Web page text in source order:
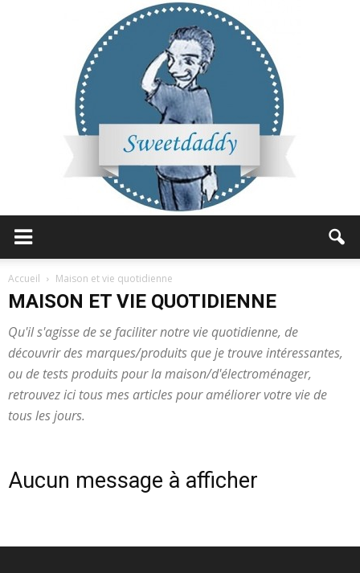
Accueil Maison et vie quotidienne
MAISON ET VIE QUOTIDIENNE
Qu'il s'agisse de se faciliter notre vie quotidienne, de
découvrir des marques/produits que je trouve intéressantes,
ou de tests produits pour la maison/d'électroménager,
retrouvez ici tous mes articles pour améliorer votre vie de
tous les jours.
Aucun message à afficher